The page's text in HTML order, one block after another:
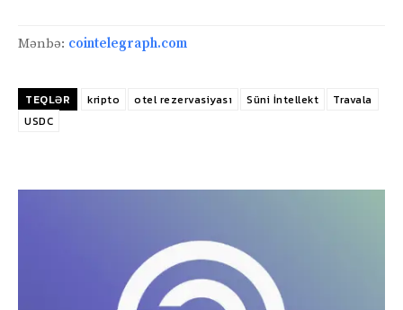
Mənbə: cointelegraph.com
TEQLƏR kripto otel rezervasiyası Süni İntellekt
Travala
USDC